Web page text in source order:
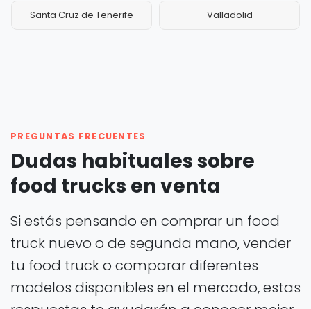
Santa Cruz de Tenerife Valladolid
PREGUNTAS FRECUENTES
Dudas habituales sobre
food trucks en venta
Si estás pensando en comprar un food
truck nuevo o de segunda mano, vender
tu food truck o comparar diferentes
modelos disponibles en el mercado, estas